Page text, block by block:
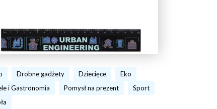
Drobne gadżety Dziecięce
Eko
i Gastronomia
Pomysł na prezent
Sport